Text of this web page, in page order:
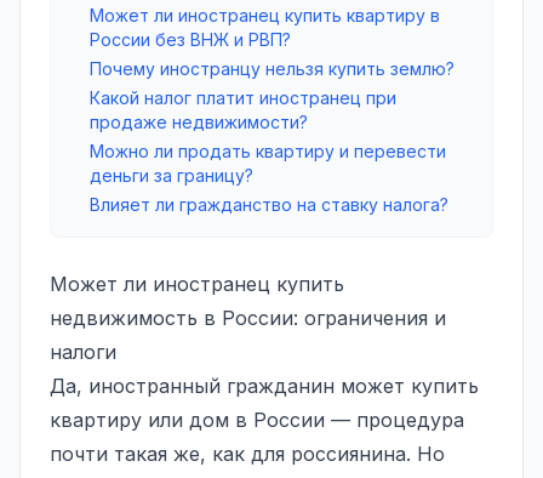
Может ли иностранец купить квартиру в
России без ВНЖ и РВП?
Почему иностранцу нельзя купить землю?
Какой налог платит иностранец при
продаже недвижимости?
Можно ли продать квартиру и перевести
деньги за границу?
Влияет ли гражданство на ставку налога?
Может ли иностранец купить
недвижимость в России: ограничения и
налоги
Да, иностранный гражданин может купить
квартиру или дом в России — процедура
почти такая же, как для россиянина. Но